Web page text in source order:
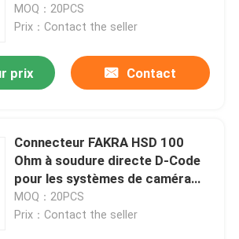
MOQ：20PCS
Prix：Contact the seller
prix Contact
Connecteur FAKRA HSD 100
Ohm à soudure directe D-Code
pour les systèmes de caméra
embarqués
MOQ：20PCS
Prix：Contact the seller